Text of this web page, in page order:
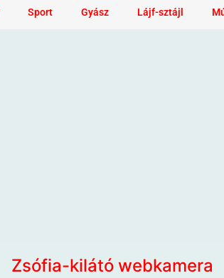
Sport Gyász Lájf-sztájl
Zsófia-kilátó webkamera